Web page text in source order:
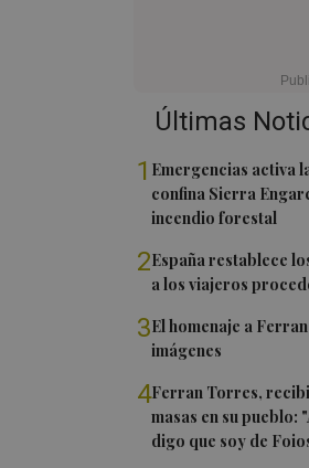
Últimas
1 Emergencias activa
confina Sierra
incendio forestal
2España restablece
a los viajeros
3El homenaje a
imágenes
4Ferran Torres,
masas en su pueblo:
digo que soy de